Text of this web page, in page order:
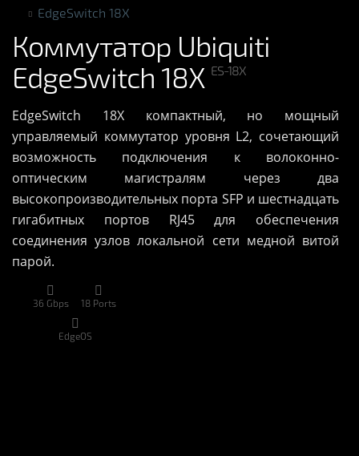
EdgeSwitch 18X
Коммутатор Ubiquiti
EdgeSwitch 18X ES-18X
EdgeSwitch 18X компактный, но мощный
управляемый коммутатор уровня L2, сочетающий
возможность подключения к волоконно-
оптическим магистралям через два
высокопроизводительных порта SFP и шестнадцать
гигабитных портов RJ45 для обеспечения
соединения узлов локальной сети медной витой
парой.

36 Gbps

18 Ports

EdgeOS